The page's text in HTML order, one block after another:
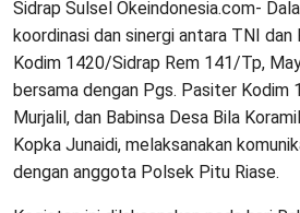
Sidrap Sulsel Okeindonesia.com-
koordinasi dan sinergi antara TNI
Kodim 1420/Sidrap Rem 141/Tp,
bersama dengan Pgs. Pasiter
Murjalil, dan Babinsa Desa Bila
Kopka Junaidi, melaksanakan
dengan anggota Polsek Pitu Riase.